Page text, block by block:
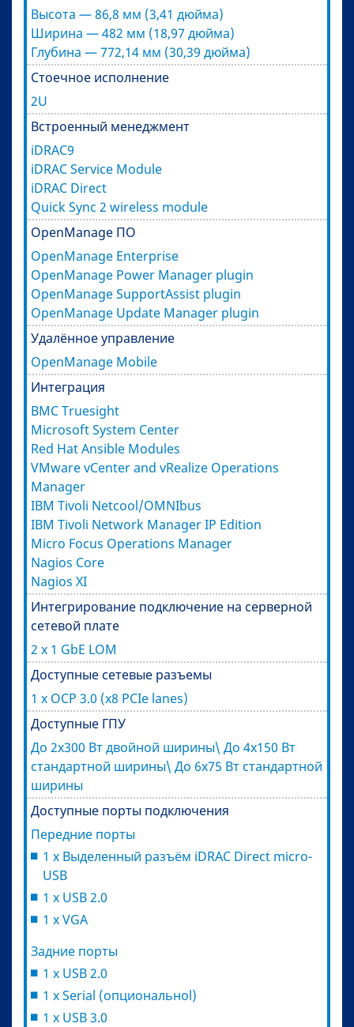
Высота — 86,8 мм (3,41 дюйма)
Ширина — 482 мм (18,97 дюйма)
Глубина — 772,14 мм (30,39 дюйма)
Стоечное исполнение
2U
Встроенный менеджмент
iDRAC9
iDRAC Service Module
iDRAC Direct
Quick Sync 2 wireless module
OpenManage ПО
OpenManage Enterprise
OpenManage Power Manager plugin
OpenManage SupportAssist plugin
OpenManage Update Manager plugin
Удалённое управление
OpenManage Mobile
Интеграция
BMC Truesight
Microsoft System Center
Red Hat Ansible Modules
VMware vCenter and vRealize Operations
Manager
IBM Tivoli Netcool/OMNIbus
IBM Tivoli Network Manager IP Edition
Micro Focus Operations Manager
Nagios Core
Nagios XI
Интегрирование подключение на серверной
сетевой плате
2 x 1 GbE LOM
Доступные сетевые разъемы
1 x OCP 3.0 (x8 PCIe lanes)
Доступные ГПУ
До 2х300 Вт двойной ширины\ До 4х150 Вт
стандартной ширины\ До 6х75 Вт стандартной
ширины
Доступные порты подключения
Передние порты
1 x Выделенный разъём iDRAC Direct micro-
USB
1 x USB 2.0
1 x VGA
Задние порты
1 x USB 2.0
1 x Serial (опциональноl)
1 x USB 3.0